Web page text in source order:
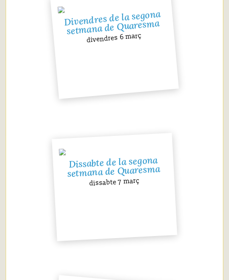
Divendres de la segona
setmana de Quaresma
divendres 6 març
Dissabte de la segona
setmana de Quaresma
dissabte 7 març